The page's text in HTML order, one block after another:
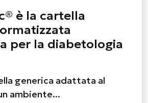
è la cartella
per la diabetologia
generica adattata al
ambiente...